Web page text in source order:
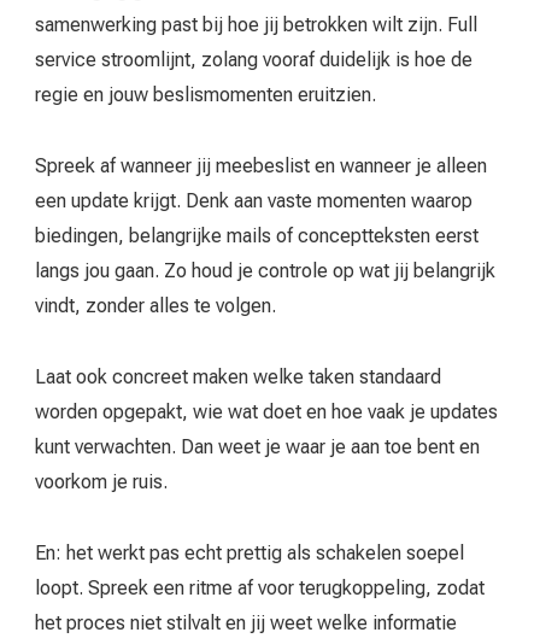
samenwerking past bij hoe jij betrokken wilt zijn. Full
service stroomlijnt, zolang vooraf duidelijk is hoe de
regie en jouw beslismomenten eruitzien.
Spreek af wanneer jij meebeslist en wanneer je alleen
een update krijgt. Denk aan vaste momenten waarop
biedingen, belangrijke mails of conceptteksten eerst
langs jou gaan. Zo houd je controle op wat jij belangrijk
vindt, zonder alles te volgen.
Laat ook concreet maken welke taken standaard
worden opgepakt, wie wat doet en hoe vaak je updates
kunt verwachten. Dan weet je waar je aan toe bent en
voorkom je ruis.
En: het werkt pas echt prettig als schakelen soepel
loopt. Spreek een ritme af voor terugkoppeling, zodat
het proces niet stilvalt en jij weet welke informatie